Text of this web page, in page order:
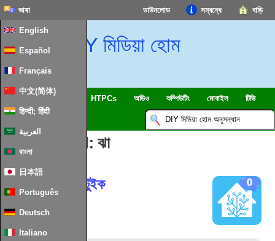
বাড়ি
সম্বন্ধে
ডাউনলোড
ভাষা
English
Español
Français
中文(简体)
हिन्दी; हिंदी
العربية
বাংলা
日本語
Português
Deutsch
Italiano
DIY মিডিয়া হোম
SmartHome & IOT HTPCs অডিও কম্পিউটিং মোবাইল টিভি
পোস্ট Tagged: ঝা
0
হোম অ্যাসিস্ট্যান্ট টুইক